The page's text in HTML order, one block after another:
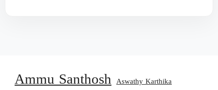
Ammu Santhosh Aswathy Karthika